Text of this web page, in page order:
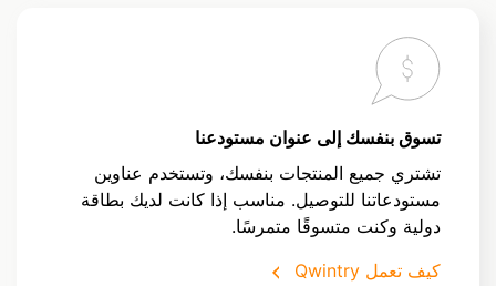
تسوق بنفسك إلى عنوان مستودعنا
تشتري جميع المنتجات بنفسك، وتستخدم عناوين
مستودعاتنا للتوصيل. مناسب إذا كانت لديك بطاقة
دولية وكنت متسوقًا متمرسًا.
كيف تعمل Qwintry